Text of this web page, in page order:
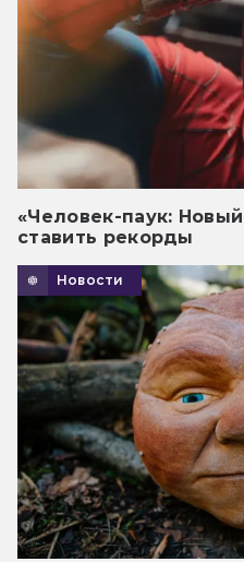
«Человек-паук:
ставить рекорды
Новости